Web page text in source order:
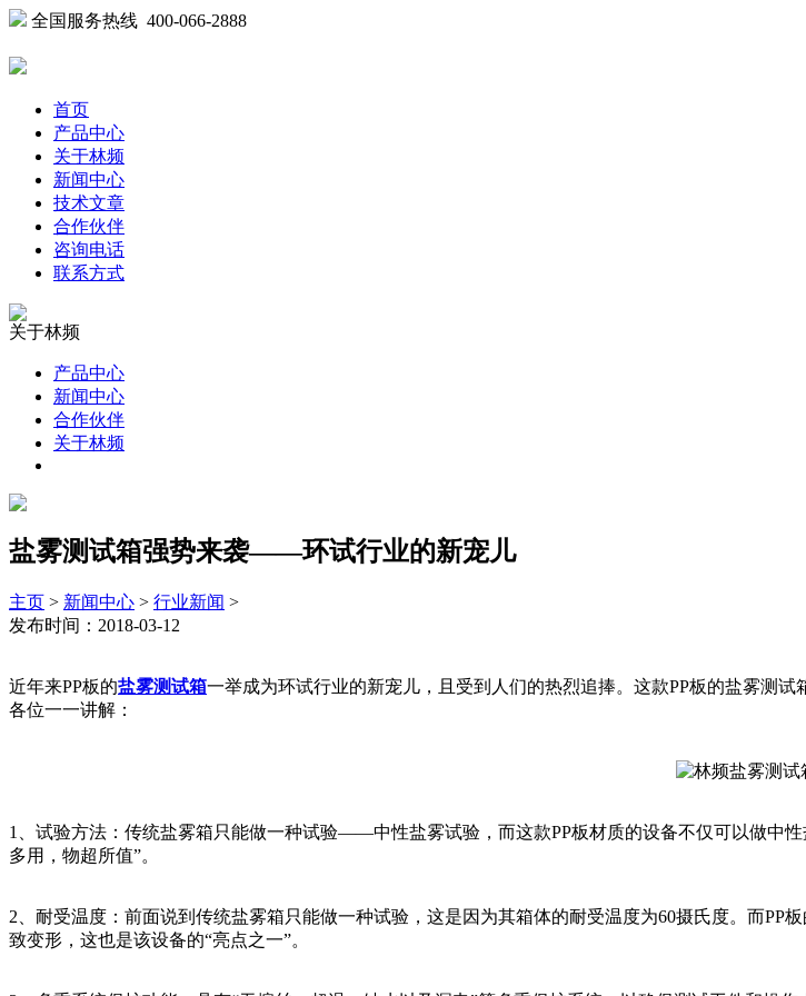
全国服务热线 400-066-2888
首页
产品中心
关于林频
新闻中心
技术文章
合作伙伴
咨询电话
联系方式
关于林频
产品中心
新闻中心
合作伙伴
关于林频
盐雾测试箱强势来袭——环试行业的新宠儿
主页 > 新闻中心 > 行业新闻 >
发布时间：2018-03-12
近年来PP板的盐雾测试箱一举成为环试行业的新宠儿，且受到人们的热烈追捧。这款PP板的盐雾测
各位一一讲解：
1、试验方法：传统盐雾箱只能做一种试验——中性盐雾试验，而这款PP板材质的设备不仅可以做中
多用，物超所值”。
2、耐受温度：前面说到传统盐雾箱只能做一种试验，这是因为其箱体的耐受温度为60摄氏度。而
致变形，这也是该设备的“亮点之一”。